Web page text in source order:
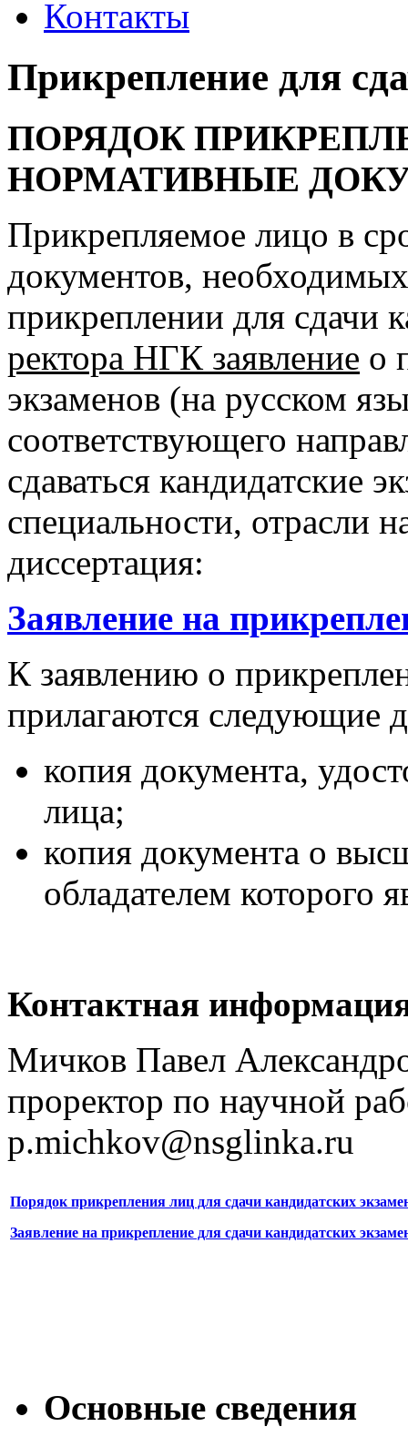
Контакты
Прикрепление для
ПОРЯДОК
НОРМАТИВНЫЕ
Прикрепляемое лицо в
документов,
прикреплении для сдачи
ректора НГК заявление о
экзаменов (на русском
соответствующего
сдаваться кандидатские
специальности, отрасли
диссертация:
Заявление на
К заявлению о
прилагаются следующие
копия документа,
лица;
копия документа о
обладателем которого
Контактная
Мичков Павел
проректор по научной
p.michkov@nsglinka.ru
Порядок прикрепления лиц для сдачи кандидатских
Заявление на прикрепление для сдачи кандидатских
Основные сведения